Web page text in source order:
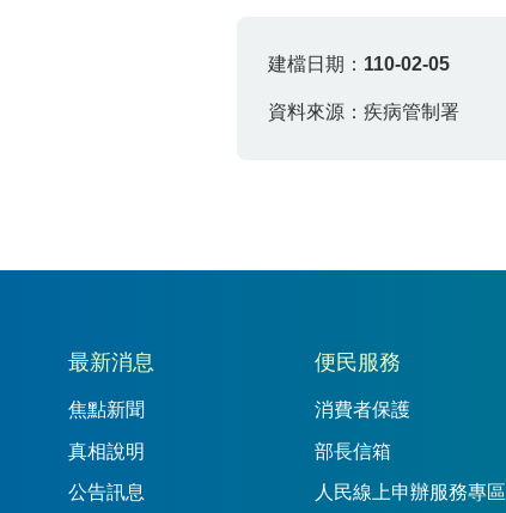
建檔日期： 110-02-05
資料來源：疾病管制署
最新消息
焦點新聞
真相說明
公告訊息
便民服務
消費者保護
部長信箱
人民線上申辦服務專區